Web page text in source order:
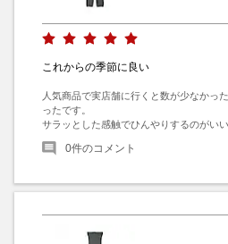
これからの季節に良い
人気商品で実店舗に行くと数が少なかっ
ったです。
サラッとした感触でひんやりするのがいい
0件のコメント